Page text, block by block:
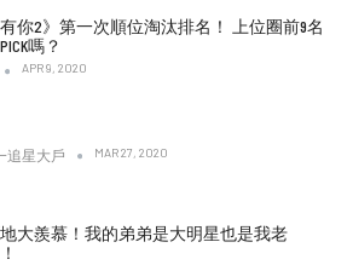
有你2》第一次順位淘汰排名！ 上位圈前9名
嗎？
APR 9, 2020
追星大戶 MAR 27, 2020
大羨慕！我的弟弟是大明星也是我老